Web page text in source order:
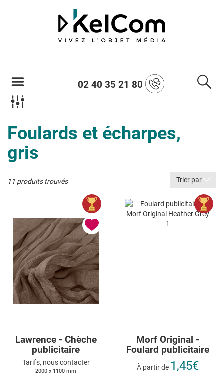
02 40 35 21 80
Foulards et écharpes,
gris
11 produits trouvés Trier par
Lawrence - Chèche
publicitaire
Tarifs, nous contacter
2000 x 1100 mm
Morf Original -
Foulard publicitaire
À partir de 1,45€